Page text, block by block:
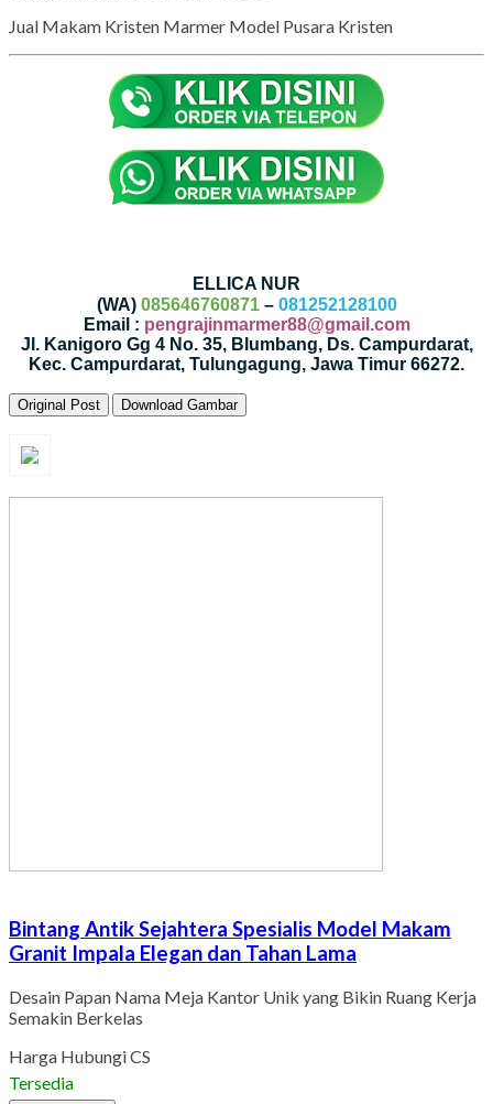
Jual Makam Kristen Marmer Model Pusara Kristen
ELLICA NUR
(WA) 085646760871– 081252128100
Email : pengrajinmarmer88@gmail.com
Jl. Kanigoro Gg 4 No. 35, Blumbang, Ds. Campurdarat,
Kec. Campurdarat, Tulungagung, Jawa Timur 66272.
Original Post Download Gambar
Bintang Antik Sejahtera Spesialis Model Makam
Granit Impala Elegan dan Tahan Lama
Desain Papan Nama Meja Kantor Unik yang Bikin Ruang Kerja
Semakin Berkelas
Harga Hubungi CS
Tersedia